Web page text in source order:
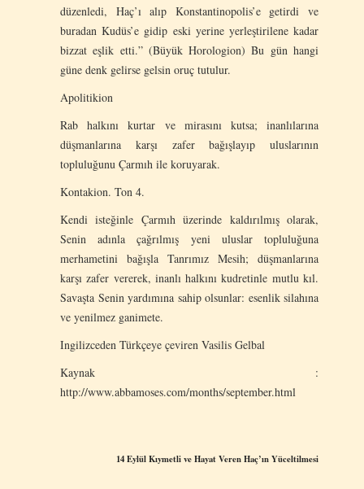
düzenledi, Haç’ı alıp Konstantinopolis’e getirdi ve
buradan Kudüs’e gidip eski yerine yerleştirilene kadar
bizzat eşlik etti.” (Büyük Horologion) Bu gün hangi
güne denk gelirse gelsin oruç tutulur.
Apolitikion
Rab halkını kurtar ve mirasını kutsa; inanlılarına
düşmanlarına karşı zafer bağışlayıp uluslarının
topluluğunu Çarmıh ile koruyarak.
Kontakion. Ton 4.
Kendi isteğinle Çarmıh üzerinde kaldırılmış olarak,
Senin adınla çağrılmış yeni uluslar topluluğuna
merhametini bağışla Tanrımız Mesih; düşmanlarına
karşı zafer vererek, inanlı halkını kudretinle mutlu kıl.
Savaşta Senin yardımına sahip olsunlar: esenlik silahına
ve yenilmez ganimete.
Ingilizceden Türkçeye çeviren Vasilis Gelbal
Kaynak :
http://www.abbamoses.com/months/september.html
14 Eylül Kıymetli ve Hayat Veren Haç’ın Yüceltilmesi